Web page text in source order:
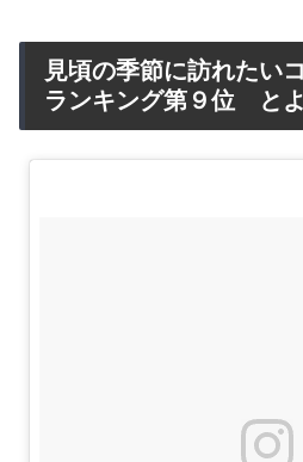
見頃の季節に訪れたい
ランキング第９位 と